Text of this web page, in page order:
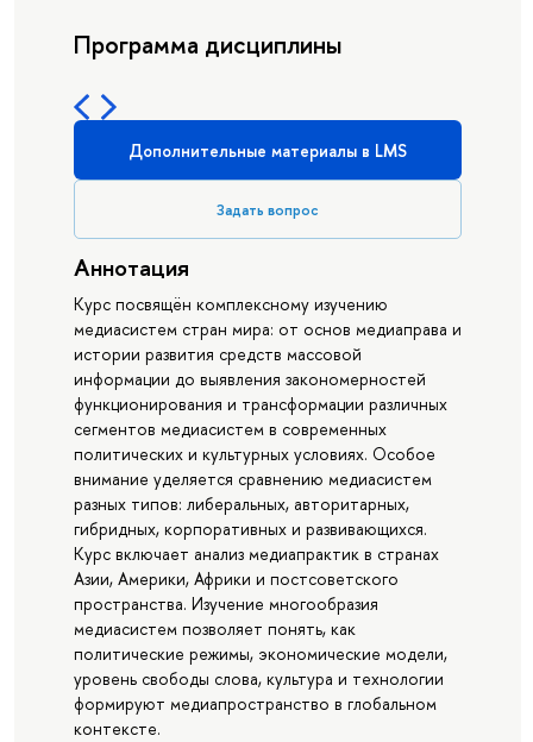
Программа дисциплины
Дополнительные материалы в LMS
Задать вопрос
Аннотация
Курс посвящён комплексному изучению
медиасистем стран мира: от основ медиаправа и
истории развития средств массовой
информации до выявления закономерностей
функционирования и трансформации различных
сегментов медиасистем в современных
политических и культурных условиях. Особое
внимание уделяется сравнению медиасистем
разных типов: либеральных, авторитарных,
гибридных, корпоративных и развивающихся.
Курс включает анализ медиапрактик в странах
Азии, Америки, Африки и постсоветского
пространства. Изучение многообразия
медиасистем позволяет понять, как
политические режимы, экономические модели,
уровень свободы слова, культура и технологии
формируют медиапространство в глобальном
контексте.